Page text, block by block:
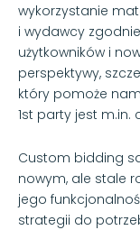
wykorzystanie
i wydawcy
użytkowników i
perspektywy,
który pomoże
1st party jest m.in.
Custom bidding
nowym, ale stale
jego
strategii do